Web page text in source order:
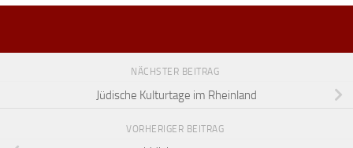
NÄCHSTER BEITRAG
Jüdische Kulturtage im Rheinland
VORHERIGER BEITRAG